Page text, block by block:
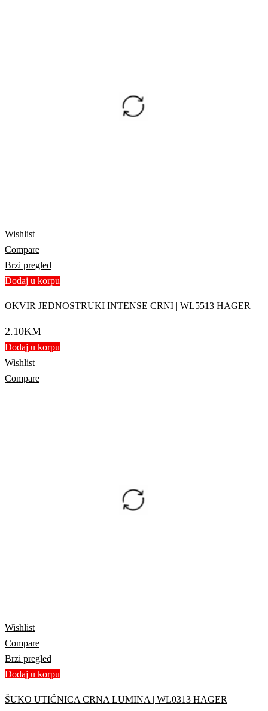
Wishlist
Compare
Brzi pregled
Dodaj u korpu
OKVIR JEDNOSTRUKI INTENSE CRNI | WL5513 HAGER
2.10KM
Dodaj u korpu
Wishlist
Compare
Wishlist
Compare
Brzi pregled
Dodaj u korpu
ŠUKO UTIČNICA CRNA LUMINA | WL0313 HAGER